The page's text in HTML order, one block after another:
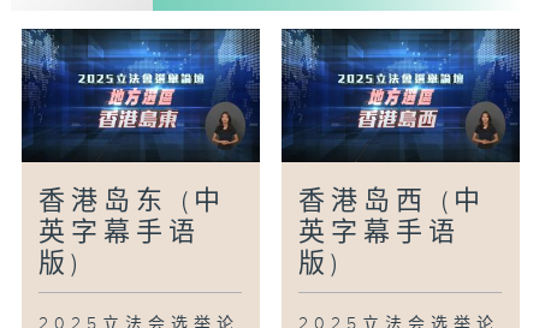
香港岛东 (中
英字幕手语
版)
香港岛西 (中
英字幕手语
版)